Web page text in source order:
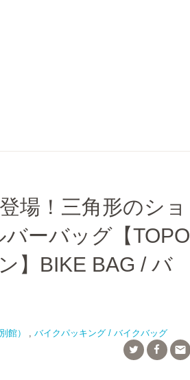
場！三角形のショ
ーバッグ【TOPO
】BIKE BAG / バ
館） , バイクパッキング / バイクバッグ
